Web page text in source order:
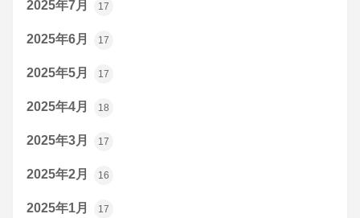
2025年7月 17
2025年6月 17
2025年5月 17
2025年4月 18
2025年3月 17
2025年2月 16
2025年1月 17